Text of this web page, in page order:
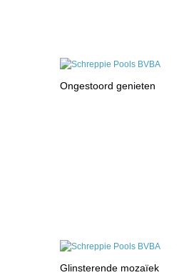
Ongestoord genieten
Glinsterende mozaïek